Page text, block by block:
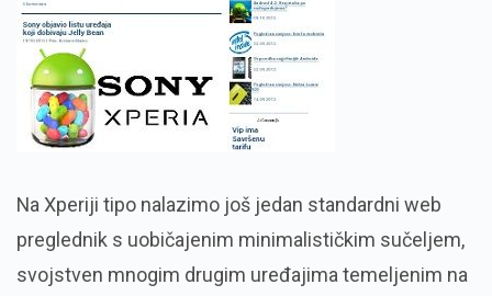
Na Xperiji tipo nalazimo još jedan standardni web
preglednik s uobičajenim minimalističkim sučeljem,
svojstven mnogim drugim uređajima temeljenim na